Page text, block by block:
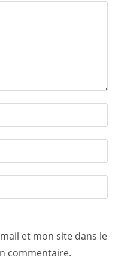
et mon site dans le
commentaire.